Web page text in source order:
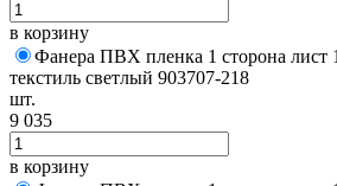
в корзину
Фанера ПВХ пленка 1 сторона лист
текстиль светлый 903707-218
шт.
9 035
в корзину